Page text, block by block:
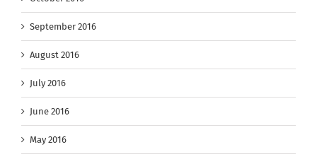
September 2016
August 2016
July 2016
June 2016
May 2016